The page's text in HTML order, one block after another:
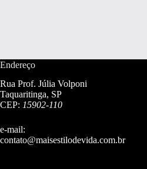
Endereço
Rua Prof. Júlia Volponi
Taquaritinga, SP
CEP: 15902-110
e-mail:
contato@maisestilodevida.com.br